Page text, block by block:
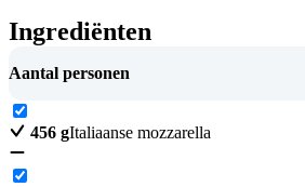
Ingrediënten
Aantal personen
456 gItaliaanse mozzarella